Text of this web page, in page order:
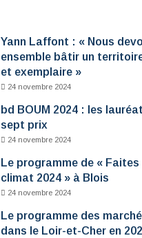
Yann Laffont : « Nous
ensemble bâtir un
et exemplaire »
24 novembre 2024
bd BOUM 2024 : les
sept prix
24 novembre 2024
Le programme de « Faites
climat 2024 » à Blois
24 novembre 2024
Le programme des
dans le Loir-et-Cher en